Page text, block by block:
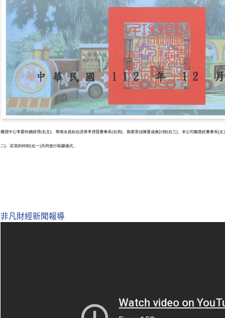
櫃買中心李愛玲總經理(右五)、華南永昌綜合證券李啓賢董事長(右四)、勤業眾信陳重成會計師(右三)、本公司鄒貴銓董事長
二)、莊英鈞特助(右一)共同進行敲鑼儀式。
非凡財經新聞報導